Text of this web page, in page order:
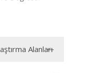
Alanları